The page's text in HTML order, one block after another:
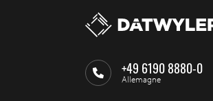
+49 6190 8880-0
Allemagne